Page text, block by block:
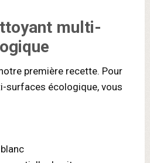
multi-
première recette. Pour
surfaces écologique, vous